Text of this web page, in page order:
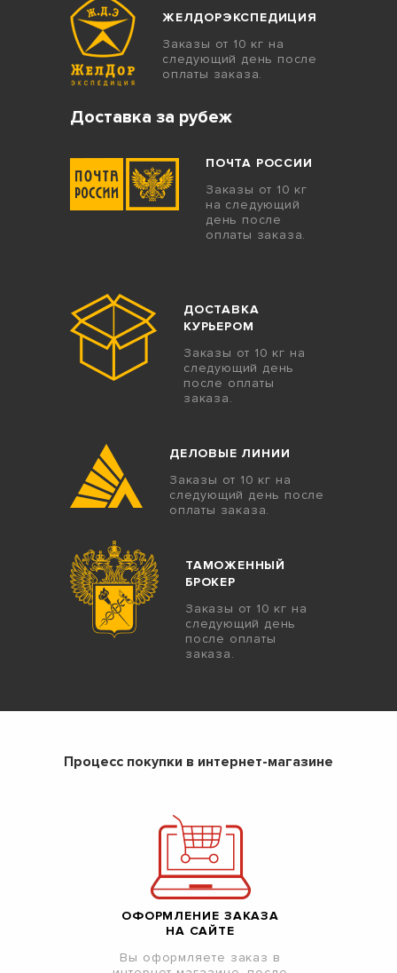
ЖЕЛДОРЭКСПЕДИЦИЯ
Заказы от 10 кг на
следующий день после
оплаты заказа.
Доставка за рубеж
ПОЧТА РОССИИ
Заказы от 10 кг
на следующий
день после
оплаты заказа.
ДОСТАВКА
КУРЬЕРОМ
Заказы от 10 кг на
следующий день
после оплаты
заказа.
ДЕЛОВЫЕ ЛИНИИ
Заказы от 10 кг на
следующий день после
оплаты заказа.
ТАМОЖЕННЫЙ
БРОКЕР
Заказы от 10 кг на
следующий день
после оплаты
заказа.
Процесс покупки в интернет-магазине
ОФОРМЛЕНИЕ ЗАКАЗА
НА САЙТЕ
Вы оформляете заказ в